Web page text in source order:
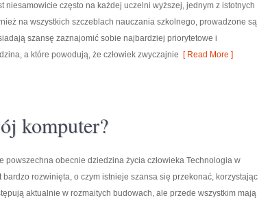
niesamowicie często na każdej uczelni wyższej, jednym z istotnych
na wszystkich szczeblach nauczania szkolnego, prowadzone są
szansę zaznajomić sobie najbardziej priorytetowe i
a które powodują, że człowiek zwyczajnie [ Read More ]
komputer?
powszechna obecnie dziedzina życia człowieka Technologia w
bardzo rozwinięta, o czym istnieje szansa się przekonać, korzystając
aktualnie w rozmaitych budowach, ale przede wszystkim mają